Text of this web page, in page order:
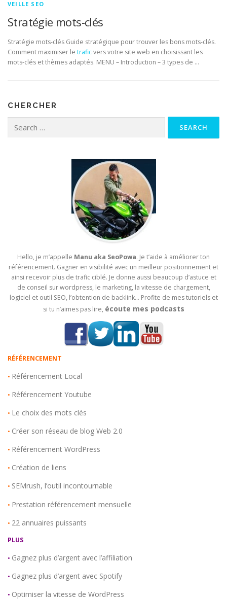
VEILLE SEO
Stratégie mots-clés
Stratégie mots-clés Guide stratégique pour trouver les bons mots-clés.
Comment maximiser le traficvers votre site web en choisissant les
mots-clés et thèmes adaptés. MENU – Introduction – 3 types de …
CHERCHER
Hello, je m’appelle Manu aka SeoPowa. Je t’aide à améliorer ton
référencement. Gagner en visibilité avec un meilleur positionnement et
ainsi recevoir plus de trafic ciblé. Je donne aussi beaucoup d’astuce et
de conseil sur wordpress, le marketing, la vitesse de chargement,
logiciel et outil SEO, l’obtention de backlink… Profite de mes tutoriels et
si tu n’aimes pas lire, écoute mes podcasts
RÉFÉRENCEMENT
• Référencement Local
• Référencement Youtube
• Le choix des mots clés
• Créer son réseau de blog Web 2.0
• Référencement WordPress
• Création de liens
• SEMrush, l’outil incontournable
• Prestation référencement mensuelle
• 22 annuaires puissants
PLUS
• Gagnez plus d’argent avec l’affiliation
• Gagnez plus d’argent avec Spotify
• Optimiser la vitesse de WordPress